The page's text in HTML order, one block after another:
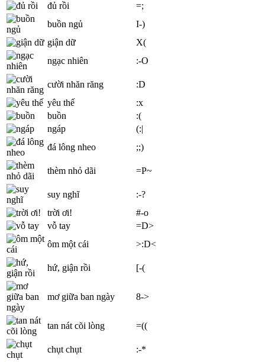
đủ rồi
=;
buồn ngủ
I-)
giận dữ
X(
ngạc nhiên
:-O
cười nhăn răng
:D
yêu thế
:x
buồn
:(
ngáp
(:|
đá lông nheo
;;)
thèm nhỏ dãi =P~
suy nghĩ
:-?
trời ơi!
#-o
vỗ tay
=D>
ôm một cái
>:D<
hứ, giận rồi [-(
mơ giữa ban ngày 8->
tan nát cõi lòng =((
chụt chụt
:-*